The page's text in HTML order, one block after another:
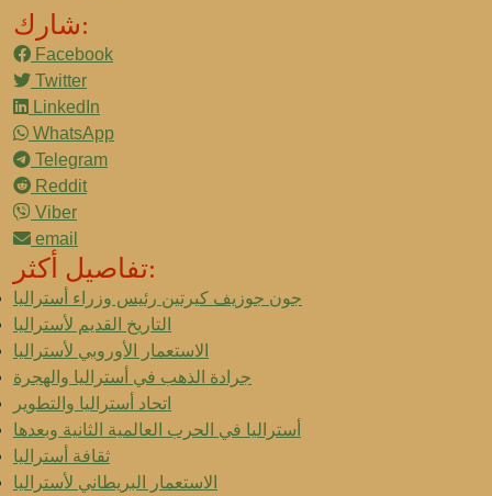
شارك:
Facebook
Twitter
LinkedIn
WhatsApp
Telegram
Reddit
Viber
email
تفاصيل أكثر:
جون جوزيف كيرتين رئيس وزراء أستراليا
التاريخ القديم لأستراليا
الاستعمار الأوروبي لأستراليا
جرادة الذهب في أستراليا والهجرة
اتحاد أستراليا والتطوير
أستراليا في الحرب العالمية الثانية وبعدها
ثقافة أستراليا
الاستعمار البريطاني لأستراليا